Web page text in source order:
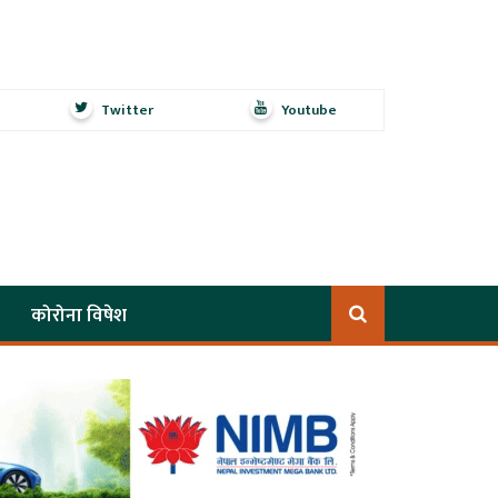
Twitter Youtube
कोरोना विषेश